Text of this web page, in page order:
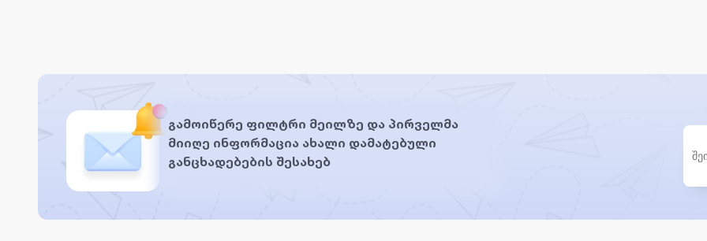
გამოიწერე ფილტრი მეილზე და პირველმა
მიიღე ინფორმაცია ახალი დამატებული
განცხადებების შესახებ